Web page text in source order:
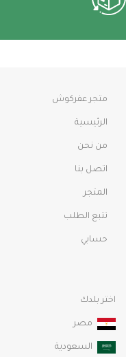
متجر عفركوش
الرئيسية
من نحن
اتصل بنا
المتجر
تتبع الطلب
حسابي
اختر بلدك
مصر
السعودية